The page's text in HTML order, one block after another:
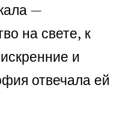
—
на свете, к
и
отвечала ей